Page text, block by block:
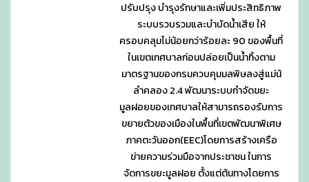
ปรับปรุง บำรุงรักษาและเพิ่มประสิทธิภาพ
ระบบรวบรวมและบำบัดน้ำเสีย ให้
ครอบคลุมไม่น้อยกว่าร้อยละ 90 ของพื้นที่
ในเขตเทศบาลก่อนปล่อยเป็นน้ำทิ้งตาม
มาตรฐานของกรมควบคุมมลพิษลงสู่แม่น้
ลำคลอง 2.4 พัฒนาระบบกำจัดขยะ
มูลฝอยของเทศบาลให้สามารถรองรับการ
ขยายตัวของเมืองในพื้นที่เขตพัฒนาพิเศษ
ภาคตะวันออก(EEC)โดยการสร้างเครือ
ข่ายความร่วมมือจากประชาชน ในการ
จัดการขยะมูลฝอย ตั้งแต่ต้นทางโดยการ